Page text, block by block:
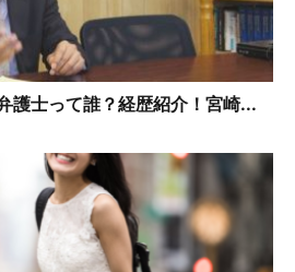
護士って誰？経歴紹介！宮崎...